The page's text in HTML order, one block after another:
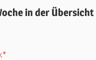
in der Übersicht